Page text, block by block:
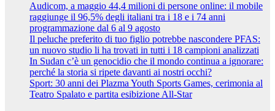
Audicom, a maggio 44,4 milioni di persone online: il mobile
raggiunge il 96,5% degli italiani tra i 18 e i 74 anni
programmazione dal 6 al 9 agosto
Il peluche preferito di tuo figlio potrebbe nascondere PFAS:
un nuovo studio li ha trovati in tutti i 18 campioni analizzati
In Sudan c’è un genocidio che il mondo continua a ignorare:
perché la storia si ripete davanti ai nostri occhi?
Sport: 30 anni dei Plazma Youth Sports Games, cerimonia al
Teatro Spalato e partita esibizione All-Star